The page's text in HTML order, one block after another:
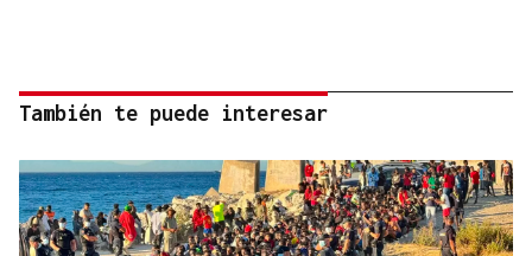
También te puede interesar